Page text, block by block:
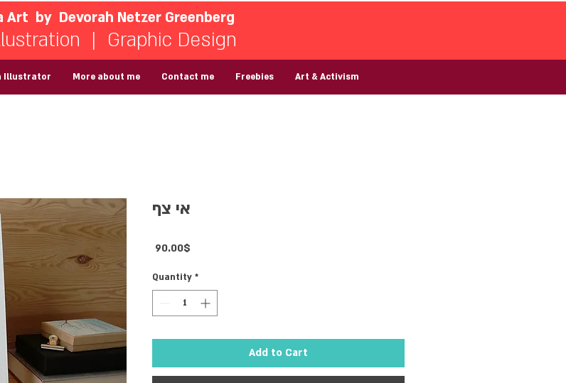
Art by Devorah Netzer Greenberg
| Graphic Design
Illustrator More about me Contact me Freebies Art & Activism
אי צף
‏90.00 ‏$
Quantity *
Add to Cart